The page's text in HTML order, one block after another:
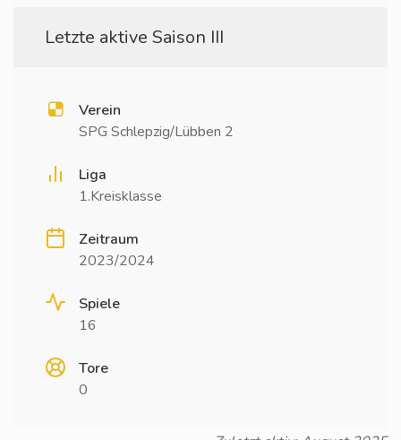
Letzte aktive Saison III
Verein
SPG Schlepzig/Lübben 2
Liga
1.Kreisklasse
Zeitraum
2023/2024
Spiele
16
Tore
0